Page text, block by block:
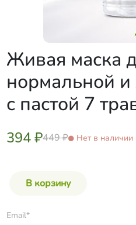
Живая маска
нормальной
с пастой 7
394 ₽449 ₽ Нет в наличии
Email*